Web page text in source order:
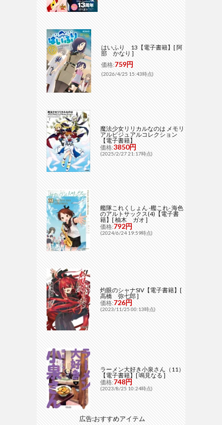
はいふり 13【電子書籍】[ 阿
部 かなり ]
価格:759円
(2026/4/25 15:43時点)
魔法少女リリカルなのは メモリ
アルビジュアルコレクション
【電子書籍】
価格:3850円
(2025/2/27 21:17時点)
艦隊これくしょん -艦これ- 海色
のアルトサックス(4)【電子書
籍】[ 柚木 ガオ ]
価格:792円
(2024/6/24 19:59時点)
灼眼のシャナSIV【電子書籍】[
高橋 弥七郎 ]
価格:726円
(2023/11/25 00:13時点)
ラーメン大好き小泉さん（11）
【電子書籍】[ 鳴見なる ]
価格:748円
(2023/8/25 10:24時点)
広告:おすすめアイテム